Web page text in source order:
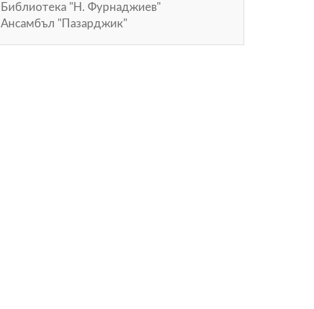
Библиотека "Н. Фурнаджиев"
Ансамбъл "Пазарджик"